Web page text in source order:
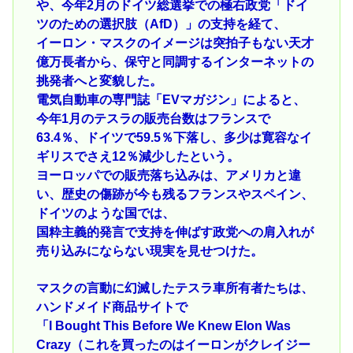
や、今年2月のドイツ総選挙での極右政党「ドイ
ツのための選択肢（AfD）」の支持を経て、
イーロン・マスクのイメージは突拍子もない天才
億万長者から、保守と同調するインターネットの
挑発者へと変貌した。
電気自動車の専門誌「EVマガジン」によると、
今年1月のテスラの販売台数はフランスで
63.4％、ドイツで59.5％下落し、多少は寛容なイ
ギリスでさえ12％減少したという。
ヨーロッパでの販売落ち込みは、アメリカと違
い、歴史の傷跡が今も残るフランスやスペイン、
ドイツのような国では、
国粋主義的発言で支持を伸ばす政党への肩入れが
売り込みにならない現実を見せつけた。
マスクの言動に幻滅したテスラ車所有者たちは、
ハンドメイド商品サイトで
「I Bought This Before We Knew Elon Was
Crazy（これを買ったのはイーロンがクレイジー